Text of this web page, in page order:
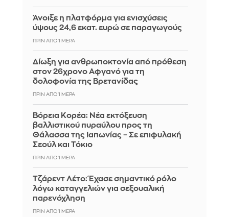
Άνοιξε η πλατφόρμα για ενισχύσεις
ύψους 24,6 εκατ. ευρώ σε παραγωγούς
ΠΡΙΝ ΑΠΌ 1 ΜΈΡΑ
Δίωξη για ανθρωποκτονία από πρόθεση
στον 26χρονο Αφγανό για τη
δολοφονία της Βρετανίδας
ΠΡΙΝ ΑΠΌ 1 ΜΈΡΑ
Βόρεια Κορέα: Νέα εκτόξευση
βαλλιστικού πυραύλου προς τη
Θάλασσα της Ιαπωνίας – Σε επιφυλακή
Σεούλ και Τόκιο
ΠΡΙΝ ΑΠΌ 1 ΜΈΡΑ
Τζάρεντ Λέτο: Έχασε σημαντικό ρόλο
λόγω καταγγελιών για σεξουαλική
παρενόχληση
ΠΡΙΝ ΑΠΌ 1 ΜΈΡΑ